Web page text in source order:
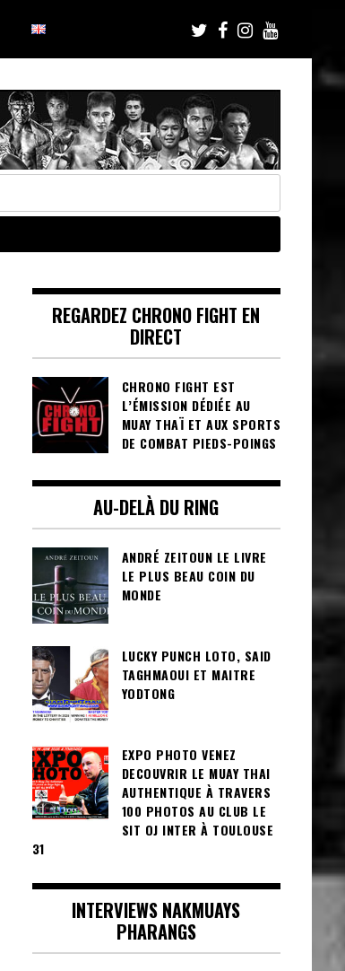
REGARDEZ CHRONO FIGHT EN
DIRECT
CHRONO FIGHT EST
L’ÉMISSION DÉDIÉE AU
MUAY THAÏ ET AUX SPORTS
DE COMBAT PIEDS-POINGS
AU-DELÀ DU RING
ANDRÉ ZEITOUN LE LIVRE
LE PLUS BEAU COIN DU
MONDE
LUCKY PUNCH LOTO, SAID
TAGHMAOUI ET MAITRE
YODTONG
EXPO PHOTO VENEZ
DECOUVRIR LE MUAY THAI
AUTHENTIQUE À TRAVERS
100 PHOTOS AU CLUB LE
SIT OJ INTER À TOULOUSE
31
INTERVIEWS NAKMUAYS
PHARANGS